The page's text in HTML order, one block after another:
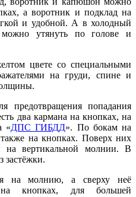
а воротник и подклад на
и удобной. А в холодный
утянуть по голове и
цвете со специальными
на груди, спине и
попадания
два кармана на кнопках, на
«ДПС ГИБДД». По бокам на
на кнопках. Поверх них
на вертикальной молнии. В
застёжки.
на молнию, а сверху неё
на кнопках, для большей